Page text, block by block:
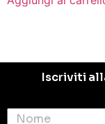
Iscriviti